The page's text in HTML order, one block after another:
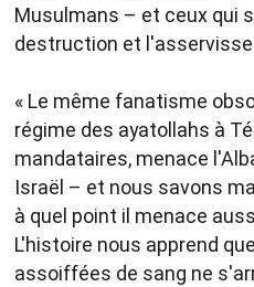
Musulmans – et ceux qui
destruction et
« Le même fanatisme
régime des ayatollahs à
mandataires, menace
Israël – et nous savons
à quel point il menace
L'histoire nous apprend
assoiffées de sang ne